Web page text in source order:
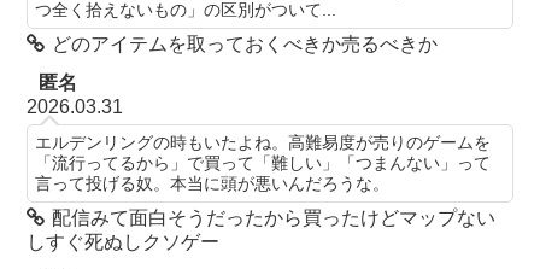
つ全く拾えないもの」の区別がついて...
どのアイテムを取っておくべきか売るべきか
匿名
2026.03.31
エルデンリングの時もいたよね。高難易度が売りのゲームを
「流行ってるから」で買って「難しい」「つまんない」って
言って投げる奴。本当に頭が悪いんだろうな。
配信みて面白そうだったから買ったけどマップない
しすぐ死ぬしクソゲー